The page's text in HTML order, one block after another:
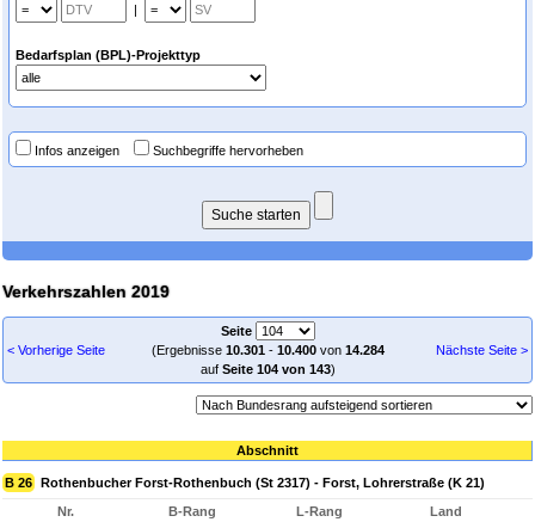
|
Bedarfsplan (BPL)-Projekttyp
Infos anzeigen Suchbegriffe hervorheben
Verkehrszahlen 2019
< Vorherige Seite
Seite
(Ergebnisse 10.301- 10.400von 14.284
auf Seite 104 von 143)
Nächste Seite >
Abschnitt
B 26 Rothenbucher Forst-Rothenbuch (St 2317) - Forst, Lohrerstraße (K 21)
Nr.
B-Rang
L-Rang
Land